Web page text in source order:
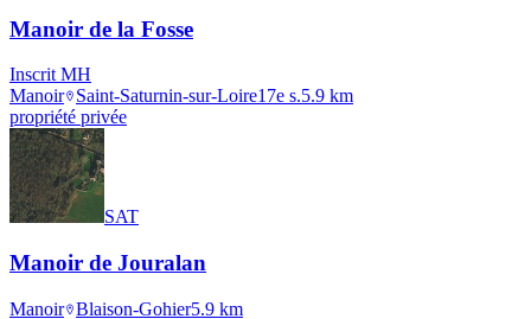
Manoir de la Fosse
Inscrit MH
Manoir
Saint-Saturnin-sur-Loire17e s.5.9 km
propriété privée
SAT
Manoir de Jouralan
Manoir Blaison-Gohier5.9 km